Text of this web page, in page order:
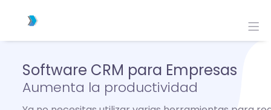
Software CRM para Empresas
Aumenta la productividad